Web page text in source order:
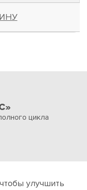
цикла
улучшить